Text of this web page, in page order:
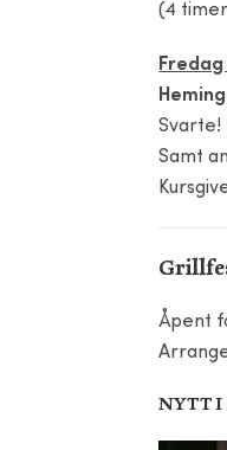
(4
Fredag
Svarte!
Samt
Åpent
NYTT I